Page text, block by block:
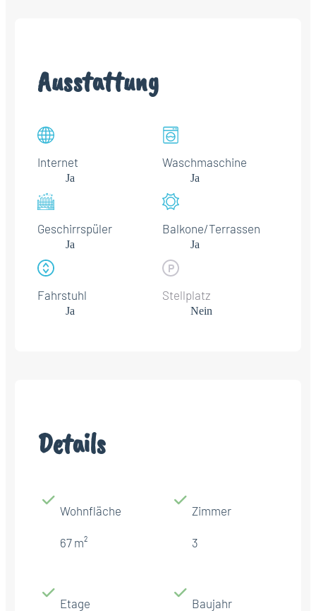
Ausstattung
Internet
Ja
Waschmaschine
Ja
Geschirrspüler
Ja
Balkone/Terrassen
Ja
Fahrstuhl
Ja
Stellplatz
Nein
Details
Wohnfläche
67 m²
Zimmer
3
Etage Baujahr